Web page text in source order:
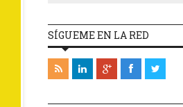
SÍGUEME EN LA RED